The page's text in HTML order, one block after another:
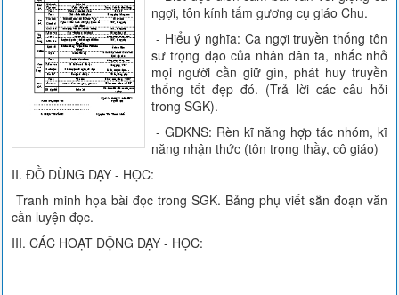
ngợi, tôn kính tấm gương cụ giáo Chu.
- Hiểu ý nghĩa: Ca ngợi truyền thống tôn
sư trọng đạo của nhân dân ta, nhắc nhở
mọi người cần giữ gìn, phát huy truyền
thống tốt đẹp đó. (Trả lời các câu hỏi
trong SGK).
- GDKNS: Rèn kĩ năng hợp tác nhóm, kĩ
năng nhận thức (tôn trọng thầy, cô giáo)
II. ĐỒ DÙNG DẠY - HỌC:
Tranh minh họa bài đọc trong SGK. Bảng phụ viết sẵn đoạn văn
cần luyện đọc.
III. CÁC HOẠT ĐỘNG DẠY - HỌC: